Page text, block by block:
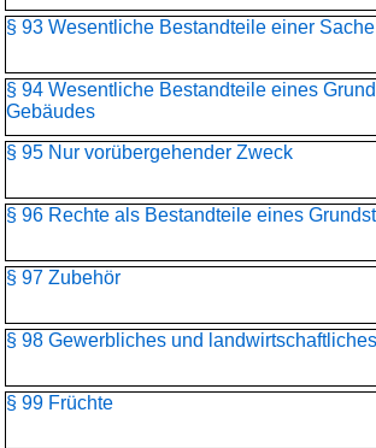
§ 93 Wesentliche Bestandteile einer Sache
§ 94 Wesentliche Bestandteile eines
Gebäudes
§ 95 Nur vorübergehender Zweck
§ 96 Rechte als Bestandteile eines
§ 97 Zubehör
§ 98 Gewerbliches und
§ 99 Früchte